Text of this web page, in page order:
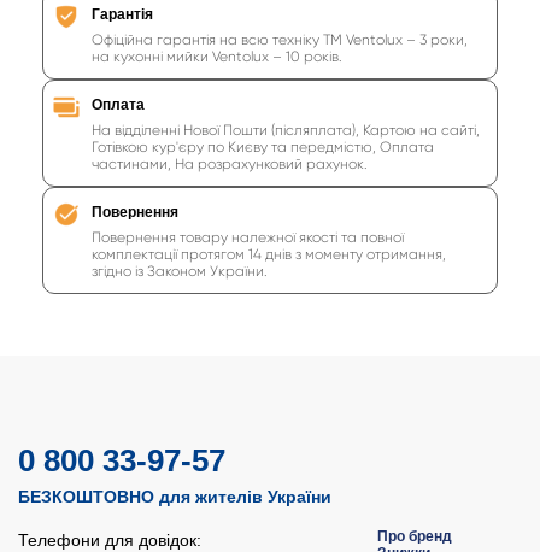
Гарантія
Офіційна гарантія на всю техніку ТМ Ventolux – 3 роки,
на кухонні мийки Ventolux – 10 років.
Оплата
На відділенні Нової Пошти (післяплата), Картою на сайті,
Готівкою кур'єру по Києву та передмістю, Оплата
частинами, На розрахунковий рахунок.
Повернення
Повернення товару належної якості та повної
комплектації протягом 14 днів з моменту отримання,
згідно із Законом України.
0 800 33-97-57
БЕЗКОШТОВНО для жителів України
Телефони для довідок:
Про бренд